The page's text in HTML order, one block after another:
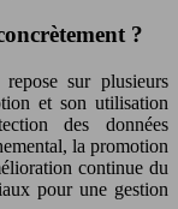
?
sur plusieurs
et son utilisation
des données
la promotion
continue du
pour une gestion